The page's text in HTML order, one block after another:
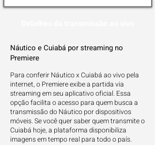
Náutico e Cuiabá por streaming no
Premiere
Para conferir Náutico x Cuiabá ao vivo pela
internet, o Premiere exibe a partida via
streaming em seu aplicativo oficial. Essa
opção facilita o acesso para quem busca a
transmissão do Náutico por dispositivos
móveis. Se você quer saber quem transmite o
Cuiabá hoje, a plataforma disponibiliza
imagens em tempo real para todo o país.